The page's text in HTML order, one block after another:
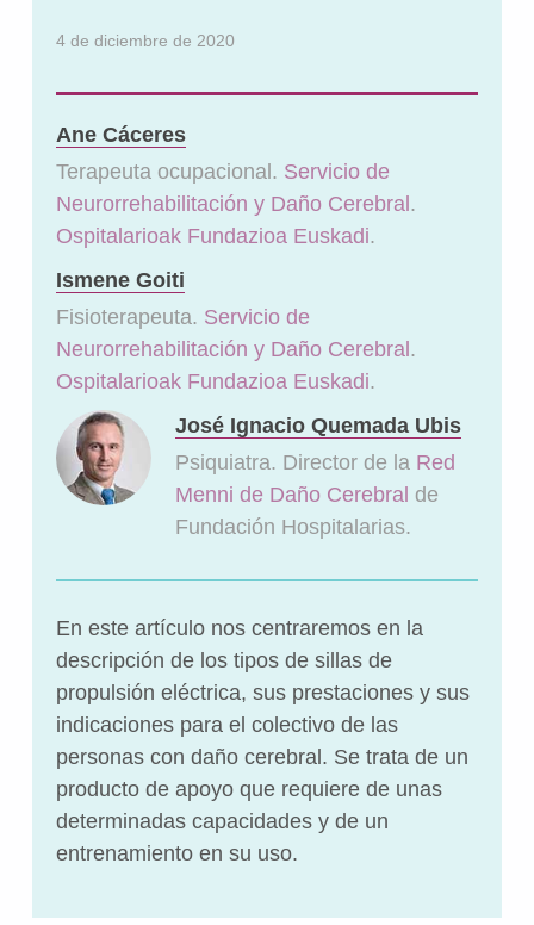
4 de diciembre de 2020
Ane Cáceres
Terapeuta ocupacional. Servicio de
Neurorrehabilitación y Daño Cerebral.
Ospitalarioak Fundazioa Euskadi.
Ismene Goiti
Fisioterapeuta. Servicio de
Neurorrehabilitación y Daño Cerebral.
Ospitalarioak Fundazioa Euskadi.
José Ignacio Quemada Ubis
Psiquiatra. Director de la Red
Menni de Daño Cerebral de
Fundación Hospitalarias.
En este artículo nos centraremos en la
descripción de los tipos de sillas de
propulsión eléctrica, sus prestaciones y sus
indicaciones para el colectivo de las
personas con daño cerebral. Se trata de un
producto de apoyo que requiere de unas
determinadas capacidades y de un
entrenamiento en su uso.